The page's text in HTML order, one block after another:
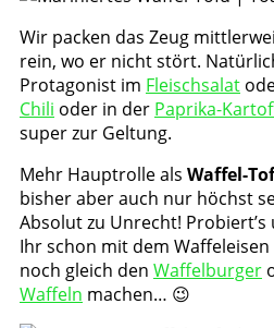
Wir packen das Zeug
rein, wo er nicht stört.
Protagonist im Fleischsalat
Chili oder in der Paprika-
super zur Geltung.
Mehr Hauptrolle als Waffel-
bisher aber auch nur höchst
Absolut zu Unrecht!
Ihr schon mit dem
noch gleich den Waffelburger
Waffeln machen… 😉